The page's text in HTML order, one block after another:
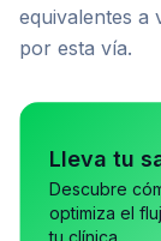
equivalentes a
por esta vía.
Lleva tu
Descubre
optimiza el